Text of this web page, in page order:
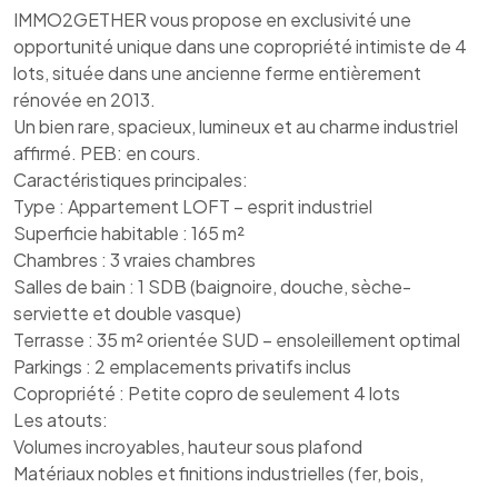
IMMO2GETHER vous propose en exclusivité une
opportunité unique dans une copropriété intimiste de 4
lots, située dans une ancienne ferme entièrement
rénovée en 2013.
Un bien rare, spacieux, lumineux et au charme industriel
affirmé. PEB: en cours.
Caractéristiques principales:
Type : Appartement LOFT – esprit industriel
Superficie habitable : 165 m²
Chambres : 3 vraies chambres
Salles de bain : 1 SDB (baignoire, douche, sèche-
serviette et double vasque)
Terrasse : 35 m² orientée SUD – ensoleillement optimal
Parkings : 2 emplacements privatifs inclus
Copropriété : Petite copro de seulement 4 lots
Les atouts:
Volumes incroyables, hauteur sous plafond
Matériaux nobles et finitions industrielles (fer, bois,